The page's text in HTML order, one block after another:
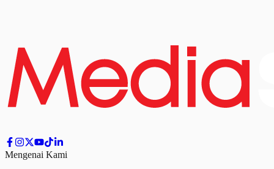
Mengenai Kami